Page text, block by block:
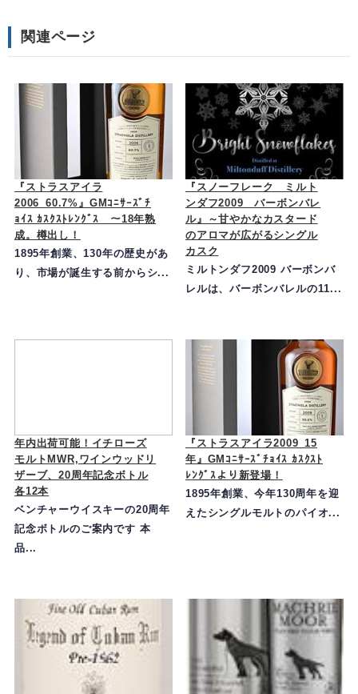
関連ページ
『ストラスアイラ
2006_60.7%』GMｺﾆｻｰｽﾞﾁ
ｮｲｽ ｶｽｸｽﾄﾚﾝｸﾞｽ ～18年熟
成。樽出し！
1895年創業、130年の歴史があ
り、市場が誕生する前からシ...
『スノーフレーク ミルト
ンダフ2009 バーボンバレ
ル』～甘やかなカスタード
のアロマが広がるシングル
カスク
ミルトンダフ2009 バーボンバ
レルは、バーボンバレルの11...
年内出荷可能！イチローズ
モルトMWR,ワインウッドリ
ザーブ、20周年記念ボトル
各12本
ベンチャーウイスキーの20周年
記念ボトルのご案内です 本
品...
『ストラスアイラ2009_15
年』GMｺﾆｻｰｽﾞﾁｮｲｽ ｶｽｸｽﾄ
ﾚﾝｸﾞｽより新登場！
1895年創業、今年130周年を迎
えたシングルモルトのパイオ...